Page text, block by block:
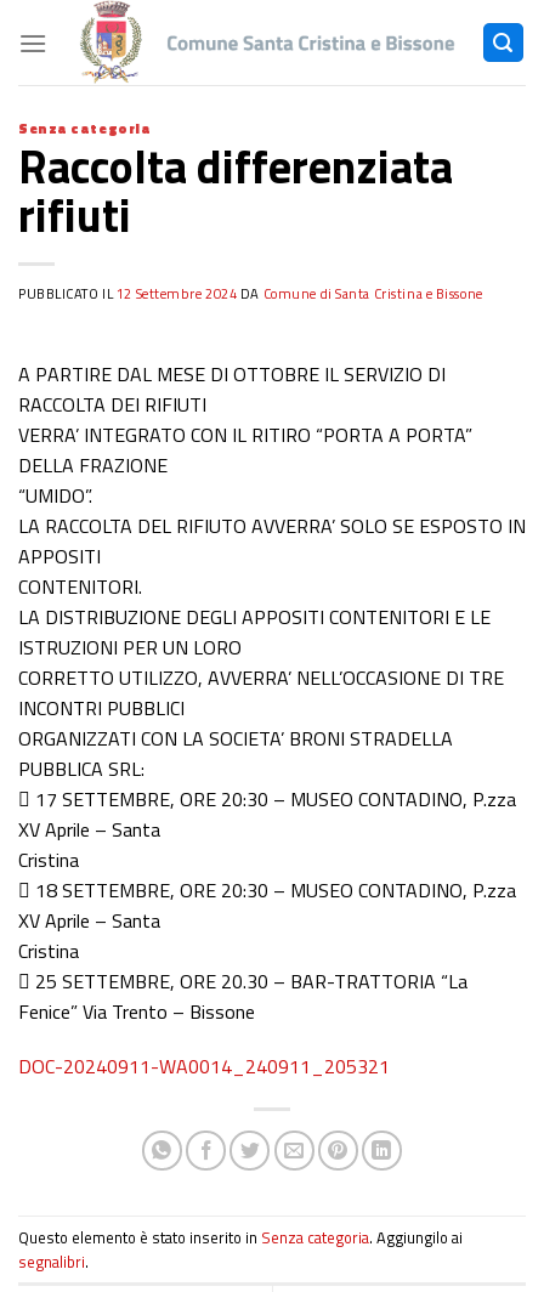
Senza categoria
Raccolta differenziata
rifiuti
PUBBLICATO IL12 Settembre 2024 DA Comune di Santa Cristina e Bissone
A PARTIRE DAL MESE DI OTTOBRE IL SERVIZIO DI
RACCOLTA DEI RIFIUTI
VERRA’ INTEGRATO CON IL RITIRO “PORTA A PORTA”
DELLA FRAZIONE
“UMIDO”.
LA RACCOLTA DEL RIFIUTO AVVERRA’ SOLO SE ESPOSTO IN
APPOSITI
CONTENITORI.
LA DISTRIBUZIONE DEGLI APPOSITI CONTENITORI E LE
ISTRUZIONI PER UN LORO
CORRETTO UTILIZZO, AVVERRA’ NELL’OCCASIONE DI TRE
INCONTRI PUBBLICI
ORGANIZZATI CON LA SOCIETA’ BRONI STRADELLA
PUBBLICA SRL:
 17 SETTEMBRE, ORE 20:30 – MUSEO CONTADINO, P.zza
XV Aprile – Santa
Cristina
 18 SETTEMBRE, ORE 20:30 – MUSEO CONTADINO, P.zza
XV Aprile – Santa
Cristina
 25 SETTEMBRE, ORE 20.30 – BAR-TRATTORIA “La
Fenice” Via Trento – Bissone
DOC-20240911-WA0014_240911_205321
Questo elemento è stato inserito in Senza categoria. Aggiungilo ai
segnalibri.